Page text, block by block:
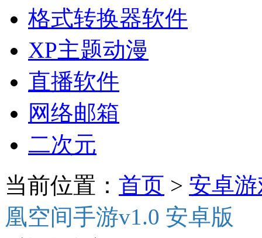
格式转换器软件
XP主题动漫
直播软件
网络邮箱
二次元
当前位置： 首页 > 安卓
凰空间手游v1.0 安卓版